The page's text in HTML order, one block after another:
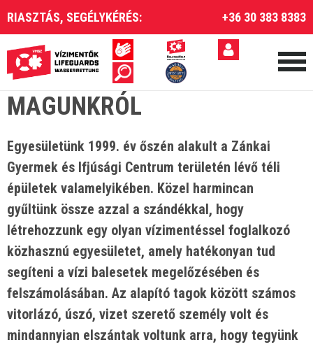
RIASZTÁS, SEGÉLYKÉRÉS: +36 30 383 8383
MAGUNKRÓL
Egyesületünk 1999. év őszén alakult a Zánkai
Gyermek és Ifjúsági Centrum területén lévő téli
épületek valamelyikében. Közel harmincan
gyűltünk össze azzal a szándékkal, hogy
létrehozzunk egy olyan vízimentéssel foglalkozó
közhasznú egyesületet, amely hatékonyan tud
segíteni a vízi balesetek megelőzésében és
felszámolásában. Az alapító tagok között számos
vitorlázó, úszó, vizet szerető személy volt és
mindannyian elszántak voltunk arra, hogy tegyünk